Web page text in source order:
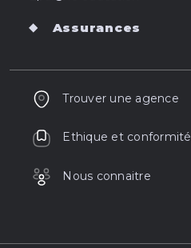
Assurances
Trouver une agence
Ethique et conformité
Nous connaitre